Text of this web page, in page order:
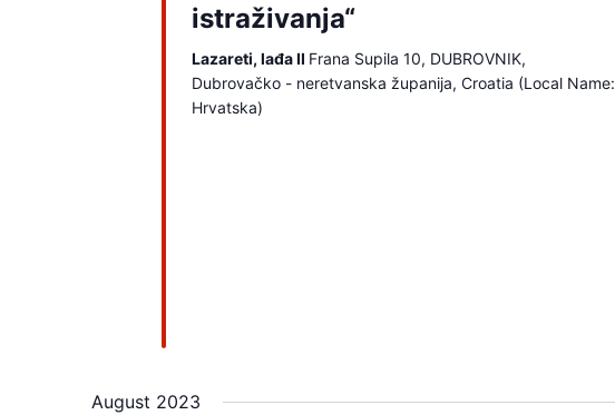
a
t
istraživanja“
Lazareti, lađa II Frana Supila 10, DUBROVNIK,
Dubrovačko - neretvanska županija, Croatia (Local Name:
Hrvatska)
August 2023